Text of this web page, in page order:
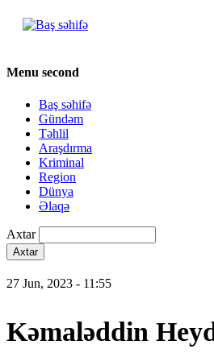
Menu second
Baş səhifə
Gündəm
Təhlil
Araşdırma
Kriminal
Region
Dünya
Əlaqə
Axtar
27 Jun, 2023 - 11:55
Kəmaləddin